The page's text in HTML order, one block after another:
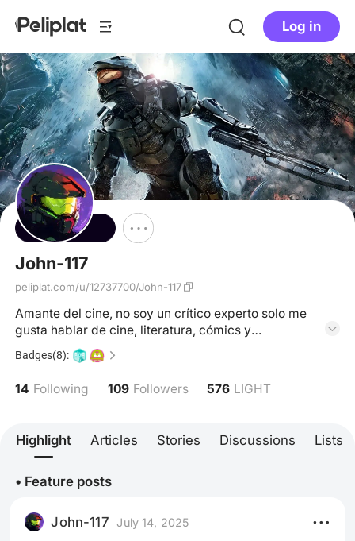
Log in
Follow
John-117
peliplat.com/u/12737700/John-117
Amante del cine, no soy un crítico experto solo me
gusta hablar de cine, literatura, cómics y
videojuegos y aprender nuevas cosas..
Badges(8):
14 Following 109 Followers 576 LIGHT
Highlight Articles Stories Discussions Lists
• Feature posts
John-117 July 14, 2025